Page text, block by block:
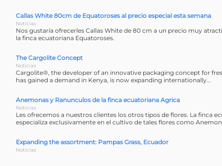
Сallas White 80cm de Equatoroses al precio especial esta semana
Noticias
Nos gustaría ofrecerles Callas White de 80 cm a un precio muy
la finca ecuatoriana Equatoroses.
The Cargolite Concept
Noticias
Cargolite®, the developer of an innovative packaging concept for
has gained a demand in Kenya, is now expanding internationally...
Anemonas y Ranunculos de la finca ecuatoriana Agrica
Noticias
Les ofrecemos a nuestros clientes los otros tipos de flores. La finca
especializa exclusivamente en el cultivo de tales flores como
Expanding the assortment: Pampas Grass, Ecuador
Noticias